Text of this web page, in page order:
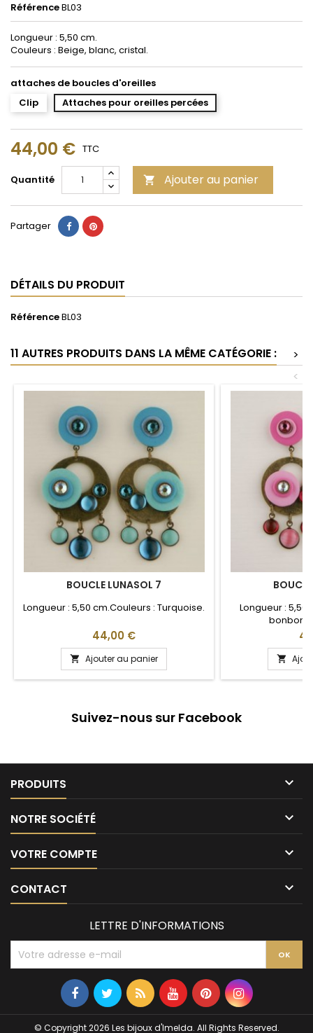
RéférenceBL03
Longueur : 5,50 cm.
Couleurs : Beige, blanc, cristal.
attaches de boucles d'oreilles
Clip
Attaches pour oreilles percées
44,00 € TTC
Quantité  Ajouter au panier
Partager
DÉTAILS DU PRODUIT
RéférenceBL03
11 AUTRES PRODUITS DANS LA MÊME CATÉGORIE :
>
<
BOUCLE LUNASOL 7
Longueur : 5,50 cm.Couleurs : Turquoise.
Prix
44,00 €
 Ajouter au panier
Longueur : 5,50
bonbon,

Suivez-nous sur Facebook
PRODUITS 
NOTRE SOCIÉTÉ 
VOTRE COMPTE 
CONTACT 
LETTRE D'INFORMATIONS
© Copyright 2026 Les bijoux d'Imelda. All Rights Reserved.